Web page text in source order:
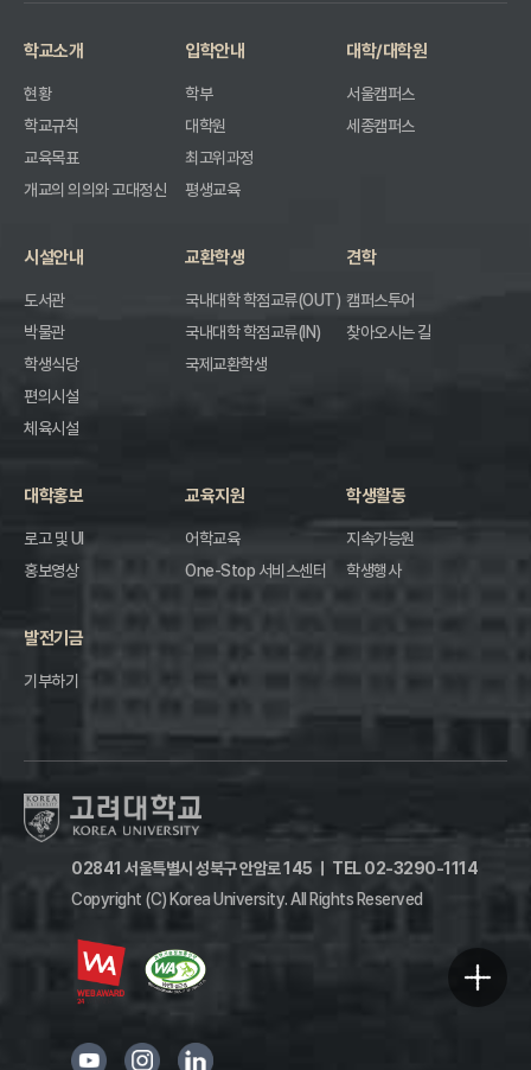
학교소개
현황
학교규칙
교육목표
개교의 의의와 고대정신
입학안내
학부
대학원
최고위과정
평생교육
대학/대학원
서울캠퍼스
세종캠퍼스
시설안내
도서관
박물관
학생식당
편의시설
체육시설
교환학생
국내대학 학점교류(OUT)
국내대학 학점교류(IN)
국제교환학생
견학
캠퍼스투어
찾아오시는 길
대학홍보
로고 및 UI
홍보영상
교육지원
어학교육
One-Stop 서비스센터
학생활동
지속가능원
학생행사
발전기금
기부하기
02841 서울특별시 성북구 안암로 145
TEL 02-3290-1114
Copyright (C) Korea University.All Rights Reserved